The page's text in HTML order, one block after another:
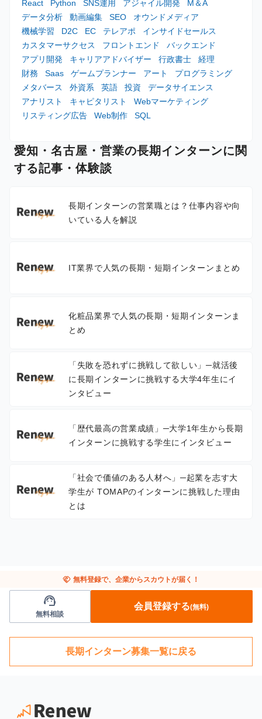
React
Python SNS運用 アジャイル開発
M＆A
データ分析
動画編集 SEO
オウンドメディア
機械学習
D2C EC テレアポ
インサイドセールス
カスタマーサクセス
フロントエンド
バックエンド
アプリ開発
キャリアアドバイザー 行政書士
経理
財務
Saas ゲームプランナー アート
プログラミング
メタバース
外資系 英語 投資
データサイエンス
アナリスト
キャピタリスト
Webマーケティング
リスティング広告
Web制作 SQL
愛知・名古屋・営業の長期インターンに関
する記事・体験談
長期インターンの営業職とは？仕事内容や向
いている人を解説
IT業界で人気の長期・短期インターンまとめ
化粧品業界で人気の長期・短期インターンま
とめ
「失敗を恐れずに挑戦して欲しい」─就活後
に長期インターンに挑戦する大学4年生にイ
ンタビュー
「歴代最高の営業成績」─大学1年生から長期
インターンに挑戦する学生にインタビュー
「社会で価値のある人材へ」─起業を志す大
学生が TOMAPのインターンに挑戦した理由
とは
handshake 無料登録で、企業からスカウトが届く！
support_agent
無料相談
会員登録する(無料)
長期インターン募集一覧に戻る